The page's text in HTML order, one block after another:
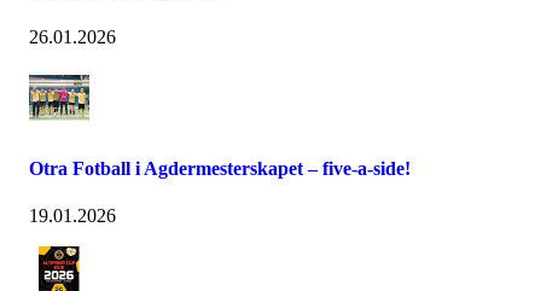
26.01.2026
Otra Fotball i Agdermesterskapet – five-a-side!
19.01.2026